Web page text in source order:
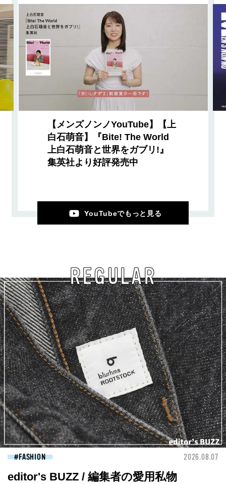
【メンズノンノYouTube】【上
白石萌音】『Bite! The World
上白石萌音と世界をガブリ!』
集英社より好評発売中
YouTubeでもっと見る
REGULAR
FASHION 2026.08.07
editor's BUZZ / 編集者の愛用私物